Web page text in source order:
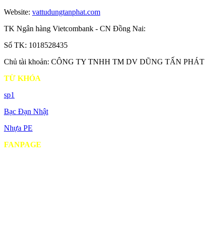
Website: vattudungtanphat.com
TK Ngân hàng Vietcombank - CN Đồng Nai:
Số TK: 1018528435
Chủ tài khoản: CÔNG TY TNHH TM DV DŨNG TẤN PHÁT
TỪ KHÓA
sp1
Bạc Đạn Nhật
Nhựa PE
FANPAGE